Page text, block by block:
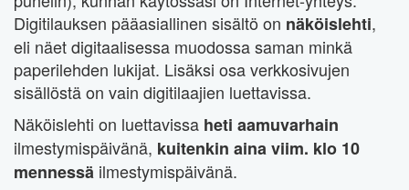
Digitilauksen pääasiallinen sisältö on näköislehti,
eli näet digitaalisessa muodossa saman minkä
paperilehden lukijat. Lisäksi osa verkkosivujen
sisällöstä on vain digitilaajien luettavissa.
Näköislehti on luettavissa heti aamuvarhain
ilmestymispäivänä, kuitenkin aina viim. klo 10
mennessä ilmestymispäivänä.